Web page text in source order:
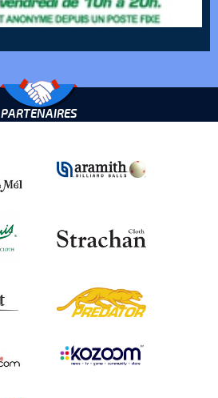
PARTENAIRES